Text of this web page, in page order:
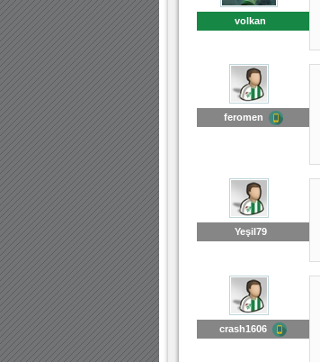
volkan
feromen
Yeşil79
crash1606